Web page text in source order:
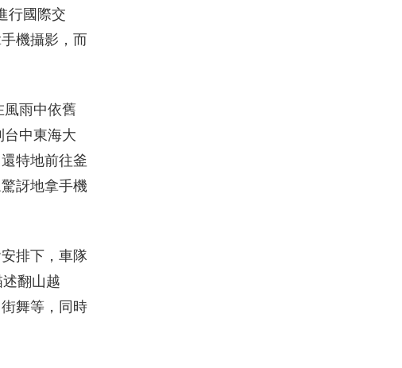
行國際交
機攝影，而
雨中依舊
中東海大
特地前往釜
訝地拿手機
排下，車隊
翻山越
舞等，同時